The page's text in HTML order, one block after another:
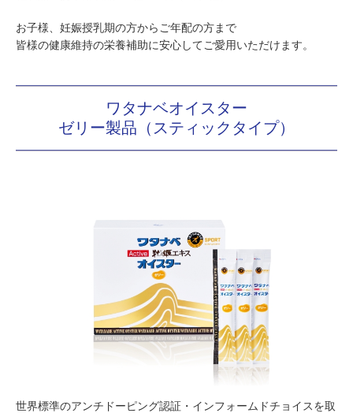
お子様、妊娠授乳期の方からご年配の方まで
皆様の健康維持の栄養補助に安心してご愛用いただけます。
ワタナベオイスター
ゼリー製品（スティックタイプ）
世界標準のアンチドーピング認証・インフォームドチョイスを取